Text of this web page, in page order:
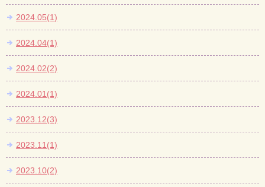
2024.05(1)
2024.04(1)
2024.02(2)
2024.01(1)
2023.12(3)
2023.11(1)
2023.10(2)